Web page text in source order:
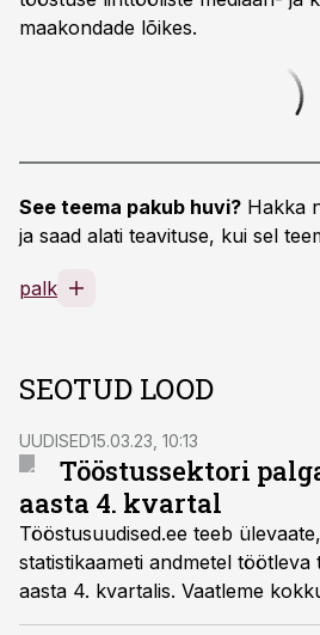
maakondade lõikes.
See teema pakub huvi? Hakka
ja saad alati teavituse, kui sel
palk
SEOTUD LOOD
UUDISED15.03.23, 10:13
Tööstussektori
aasta 4. kvartal
Tööstusuudised.ee teeb
statistikaameti andmetel töötleva
aasta 4. kvartalis. Vaatleme
ametirühma palkasid. Toome